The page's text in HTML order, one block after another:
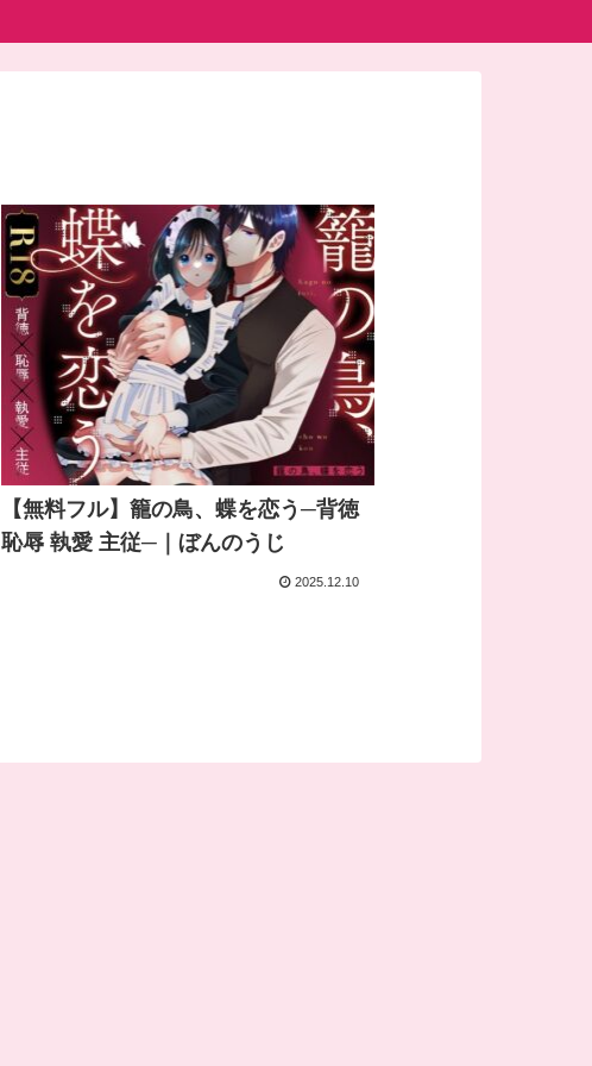
【無料フル】籠の鳥、蝶を恋う─背徳
恥辱 執愛 主従─｜ぼんのうじ
2025.12.10